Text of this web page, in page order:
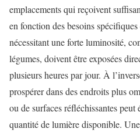
emplacements qui reçoivent
en fonction des besoins
nécessitant une forte luminosité,
légumes, doivent être exposées
plusieurs heures par jour. À
prospérer dans des endroits plus
ou de surfaces réfléchissantes
quantité de lumière disponible.